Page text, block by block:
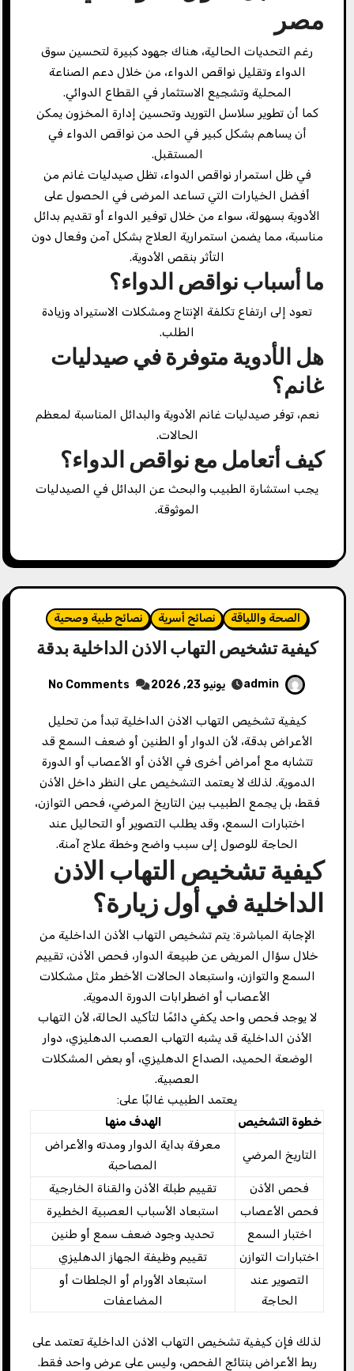
مصر
رغم التحديات الحالية، هناك جهود كبيرة لتحسين سوق
الدواء وتقليل نواقص الدواء، من خلال دعم الصناعة
المحلية وتشجيع الاستثمار في القطاع الدوائي.
كما أن تطوير سلاسل التوريد وتحسين إدارة المخزون يمكن
أن يساهم بشكل كبير في الحد من نواقص الدواء في
المستقبل.
في ظل استمرار نواقص الدواء، تظل صيدليات غانم من
أفضل الخيارات التي تساعد المرضى في الحصول على
الأدوية بسهولة، سواء من خلال توفير الدواء أو تقديم بدائل
مناسبة، مما يضمن استمرارية العلاج بشكل آمن وفعال دون
التأثر بنقص الأدوية.
ما أسباب نواقص الدواء؟
تعود إلى ارتفاع تكلفة الإنتاج ومشكلات الاستيراد وزيادة
الطلب.
هل الأدوية متوفرة في صيدليات
غانم؟
نعم، توفر صيدليات غانم الأدوية والبدائل المناسبة لمعظم
الحالات.
كيف أتعامل مع نواقص الدواء؟
يجب استشارة الطبيب والبحث عن البدائل في الصيدليات
الموثوقة.
الصحة واللياقة نصائح أسرية نصائح طبية وصحية
كيفية تشخيص التهاب الاذن الداخلية بدقة
admin يونيو 23, 2026 No Comments
كيفية تشخيص التهاب الاذن الداخلية تبدأ من تحليل
الأعراض بدقة، لأن الدوار أو الطنين أو ضعف السمع قد
تتشابه مع أمراض أخرى في الأذن أو الأعصاب أو الدورة
الدموية. لذلك لا يعتمد التشخيص على النظر داخل الأذن
فقط، بل يجمع الطبيب بين التاريخ المرضي، فحص التوازن،
اختبارات السمع، وقد يطلب التصوير أو التحاليل عند
الحاجة للوصول إلى سبب واضح وخطة علاج آمنة.
كيفية تشخيص التهاب الاذن
الداخلية في أول زيارة؟
الإجابة المباشرة: يتم تشخيص التهاب الأذن الداخلية من
خلال سؤال المريض عن طبيعة الدوار، فحص الأذن، تقييم
السمع والتوازن، واستبعاد الحالات الأخطر مثل مشكلات
الأعصاب أو اضطرابات الدورة الدموية.
لا يوجد فحص واحد يكفي دائمًا لتأكيد الحالة، لأن التهاب
الأذن الداخلية قد يشبه التهاب العصب الدهليزي، دوار
الوضعة الحميد، الصداع الدهليزي، أو بعض المشكلات
العصبية.
يعتمد الطبيب غالبًا على:
خطوة التشخيص
الهدف منها
التاريخ المرضي
معرفة بداية الدوار ومدته والأعراض
المصاحبة
فحص الأذن
تقييم طبلة الأذن والقناة الخارجية
فحص الأعصاب
استبعاد الأسباب العصبية الخطيرة
اختبار السمع
تحديد وجود ضعف سمع أو طنين
اختبارات التوازن
تقييم وظيفة الجهاز الدهليزي
التصوير عند
الحاجة
استبعاد الأورام أو الجلطات أو
المضاعفات
لذلك فإن كيفية تشخيص التهاب الاذن الداخلية تعتمد على
ربط الأعراض بنتائج الفحص، وليس على عرض واحد فقط.